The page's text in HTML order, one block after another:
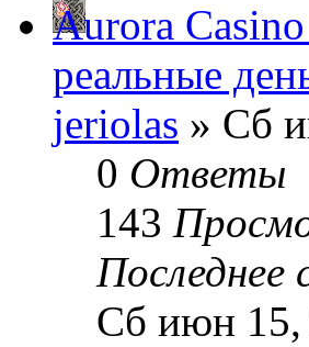
Aurora
реальные
jeriolas » Сб
0 Ответы
143
Последнее
Сб июн 15,